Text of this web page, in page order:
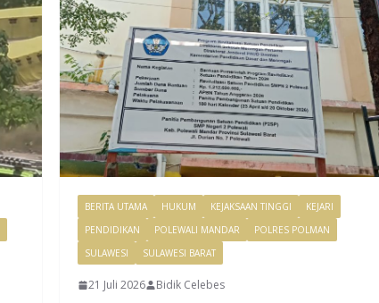
BERITA UTAMA HUKUM KEJAKSAAN TINGGI
KEJARI
PENDIDIKAN
POLEWALI MANDAR
POLRES POLMAN
SULAWESI
SULAWESI BARAT
21 Juli 2026 Bidik Celebes